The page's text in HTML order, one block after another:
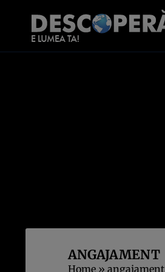
ANGAJAMENT
Home » angajament